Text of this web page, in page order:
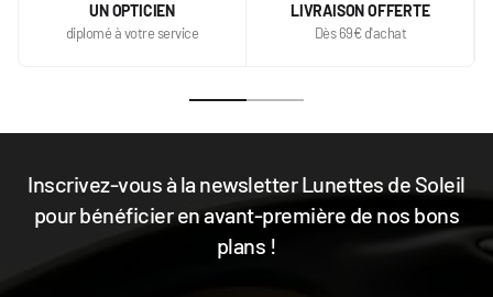
UN OPTICIEN
diplomé à votre service
LIVRAISON OFFERTE
Dès 69€ d'achat
Inscrivez-vous à la newsletter Lunettes de Soleil
pour bénéficier en avant-première de nos bons
plans !